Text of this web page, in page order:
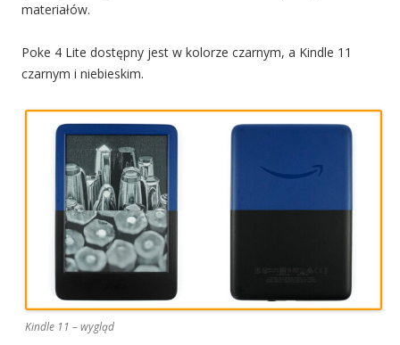
materiałów.
Poke 4 Lite dostępny jest w kolorze czarnym, a Kindle 11
czarnym i niebieskim.
Kindle 11 – wygląd